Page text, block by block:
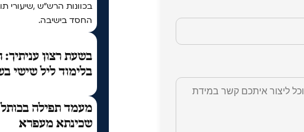
בכוונות הרש"ש ,שיעורי
החסד בישיבה.
בשעת רצון עניתיך:
בלימוד ליל שישי
מעמד תפילה
שכינתא מעפרא